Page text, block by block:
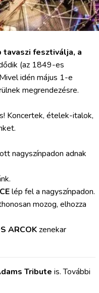
fesztiválja, a
(az 1849-es
idén május 1-e
megrendezésre.
Koncertek, ételek-italok,
nagyszínpadon adnak
lép fel a nagyszínpadon.
mozog, elhozza
ARCOKzenekar
Tribute is. További